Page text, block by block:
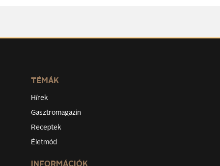
TÉMÁK
Hírek
Gasztromagazin
Receptek
Életmód